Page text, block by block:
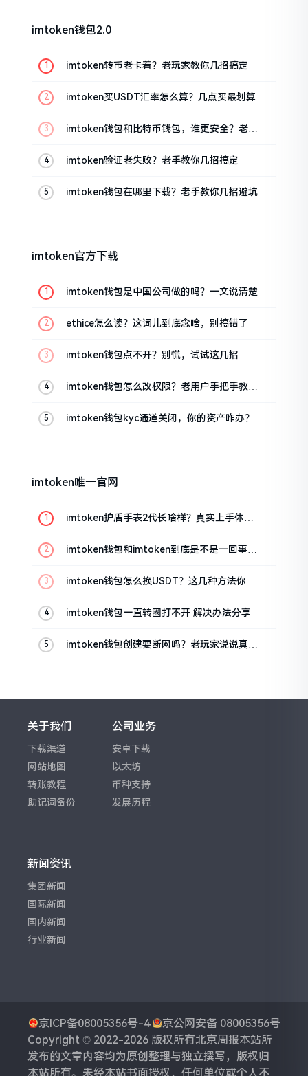
imtoken钱包2.0
imtoken转币老卡着？老玩家教你几招搞定
imtoken买USDT汇率怎么算？几点买最划算
imtoken钱包和比特币钱包，谁更安全？老玩
imtoken验证老失败？老手教你几招搞定
imtoken钱包在哪里下载？老手教你几招避坑
imtoken官方下载
imtoken钱包是中国公司做的吗？一文说清楚
ethice怎么读？这词儿到底念啥，别搞错了
imtoken钱包点不开？别慌，试试这几招
imtoken钱包怎么改权限？老用户手把手教你
imtoken钱包kyc通道关闭，你的资产咋办？
imtoken唯一官网
imtoken护盾手表2代长啥样？真实上手体验
imtoken钱包和imtoken到底是不是一回事？
imtoken钱包怎么换USDT？这几种方法你得
imtoken钱包一直转圈打不开 解决办法分享
imtoken钱包创建要断网吗？老玩家说说真实
关于我们
下载渠道
网站地图
转账教程
助记词备份
公司业务
安卓下载
以太坊
币种支持
发展历程
新闻资讯
集团新闻
国际新闻
国内新闻
行业新闻
京ICP备08005356号-4
京公网安备 08005356号
Copyright © 2022-2026 版权所有北京周报本站所
发布的文章内容均为原创整理与独立撰写，版权归
本站所有。未经本站书面授权，任何单位或个人不